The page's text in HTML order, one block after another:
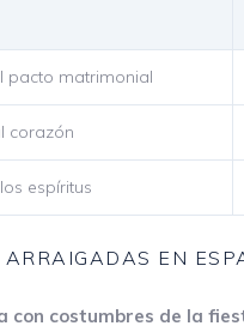
pacto matrimonial
corazón
espíritus
EN
con costumbres de la